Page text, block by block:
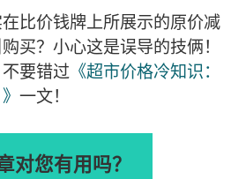
比价钱牌上所展示的原价减
买？小心这是误导的技俩！
要错过 《超市价格冷知识：
一文！
对您有用吗？